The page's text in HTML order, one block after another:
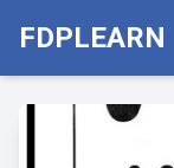
FDPLEARN